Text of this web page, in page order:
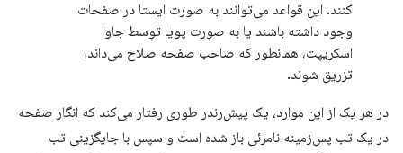
کنند. این قواعد می‌توانند به صورت ایستا در صفحات
وجود داشته باشند یا به صورت پویا توسط جاوا
اسکریپت، همانطور که صاحب صفحه صلاح می‌داند،
تزریق شوند.
در هر یک از این موارد، یک پیش‌رندر طوری رفتار می‌کند که انگار صفحه
در یک تب پس‌زمینه نامرئی باز شده است و سپس با جایگزینی تب